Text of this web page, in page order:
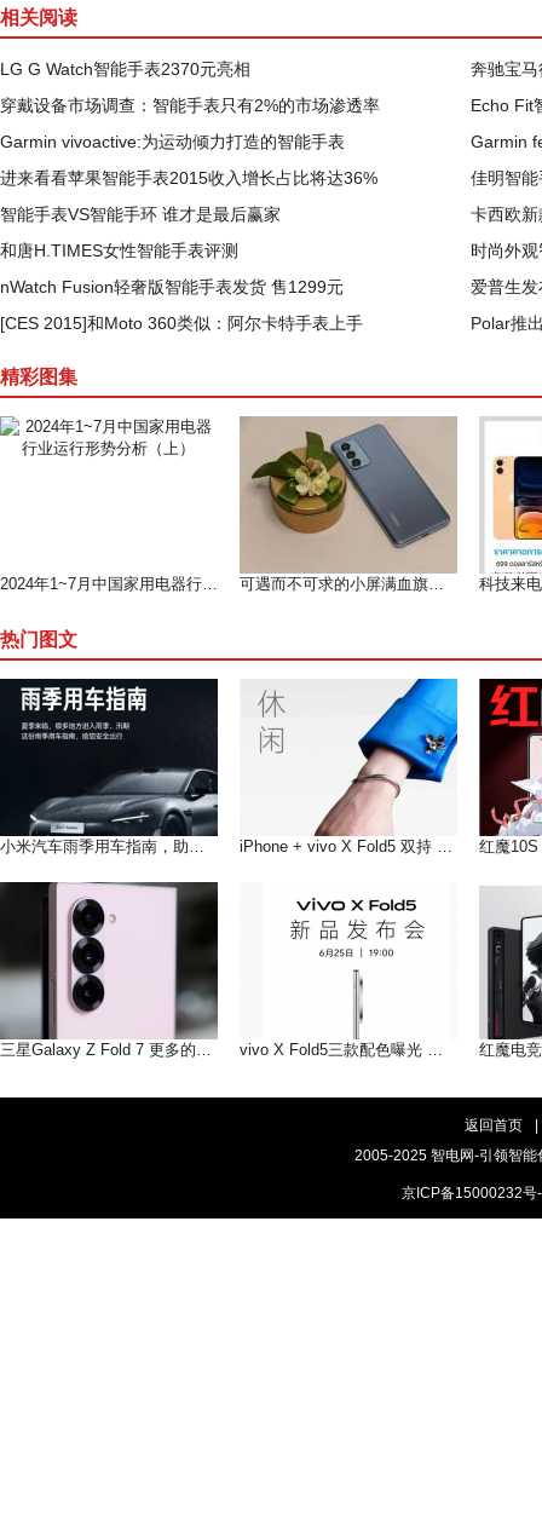
相关阅读
LG G Watch智能手表2370元亮相
奔驰宝
穿戴设备市场调查：智能手表只有2%的市场渗透率
Echo Fit
Garmin vivoactive:为运动倾力打造的智能手表
Garmin
进来看看苹果智能手表2015收入增长占比将达36%
佳明智
智能手表VS智能手环 谁才是最后赢家
卡西欧
和唐H.TIMES女性智能手表评测
时尚外
nWatch Fusion轻奢版智能手表发货 售1299元
爱普生
[CES 2015]和Moto 360类似：阿尔卡特手表上手
Polar推
精彩图集
2024年1~7月中国家用电器行业运行形势分析（上） 可遇而不可求的小屏满血旗舰--魅族 18测评
热门图文
小米汽车雨季用车指南，助您在雨季安全出行 iPhone + vivo X Fold5 双持 以长补短互联互通双倍快乐!
三星Galaxy Z Fold 7 更多的AI即将到来 vivo X Fold5三款配色曝光 轻薄手感，和你好搭
返回首页
2005-2025 智电网-引领智
京ICP备15000232号